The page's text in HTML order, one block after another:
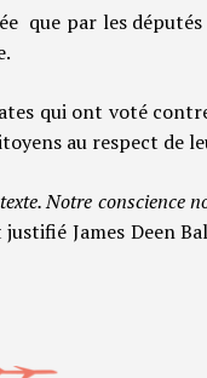
que par les
qui ont voté
au respect de
Notre
justifié James Deen